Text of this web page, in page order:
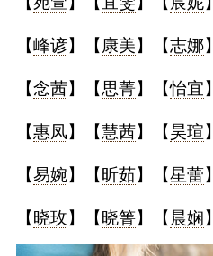
【峰谚】【 康美】【志娜】
【念茜】【思菁】【怡宜】
【惠凤】【慧茜】【昊瑄】
【易婉】【 昕茹】【星蕾】
【 晓玫】【 晓箐】【 晨娴】